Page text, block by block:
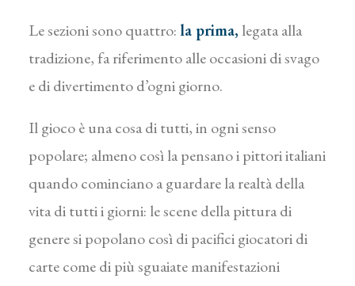
Le sezioni sono quattro: la prima, legata alla
tradizione, fa riferimento alle occasioni di svago
e di divertimento d’ogni giorno.
Il gioco è una cosa di tutti, in ogni senso
popolare; almeno così la pensano i pittori italiani
quando cominciano a guardare la realtà della
vita di tutti i giorni: le scene della pittura di
genere si popolano così di pacifici giocatori di
carte come di più sguaiate manifestazioni